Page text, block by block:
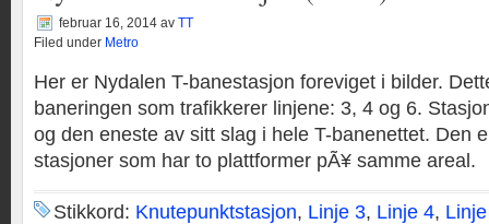
februar 16, 2014 av TT
Filed under Metro
Her er Nydalen T-banestasjon foreviget i bilder.
baneringen som trafikkerer linjene: 3, 4 og 6.
og den eneste av sitt slag i hele T-banenettet. Den
stasjoner som har to plattformer pÃ¥ samme areal.
Stikkord: Knutepunktstasjon, Linje 3, Linje 4,